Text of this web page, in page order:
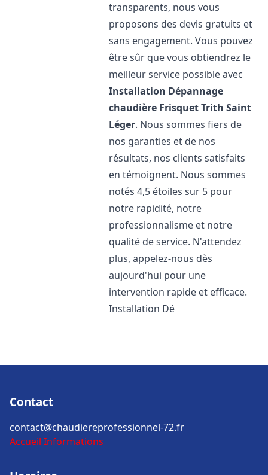
transparents, nous vous
proposons des devis gratuits et
sans engagement. Vous pouvez
être sûr que vous obtiendrez le
meilleur service possible avec
Installation Dépannage
chaudière FrisquetTrith Saint
Léger. Nous sommes fiers de
nos garanties et de nos
résultats, nos clients satisfaits
en témoignent. Nous sommes
notés 4,5 étoiles sur 5 pour
notre rapidité, notre
professionnalisme et notre
qualité de service. N'attendez
plus, appelez-nous dès
aujourd'hui pour une
intervention rapide et efficace.
Installation Dé
Contact
contact@chaudiereprofessionnel-72.fr
Accueil Informations